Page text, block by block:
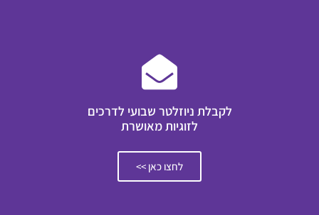
לקבלת ניוזלטר שבועי לדרכים
לזוגיות מאושרת
לחצו כאן >>